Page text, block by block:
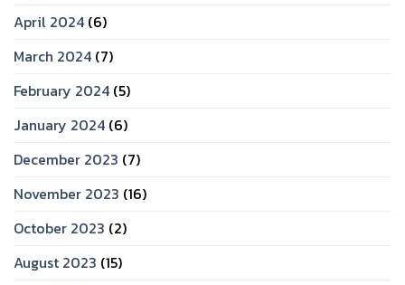
April 2024 (6)
March 2024 (7)
February 2024 (5)
January 2024 (6)
December 2023 (7)
November 2023 (16)
October 2023 (2)
August 2023 (15)